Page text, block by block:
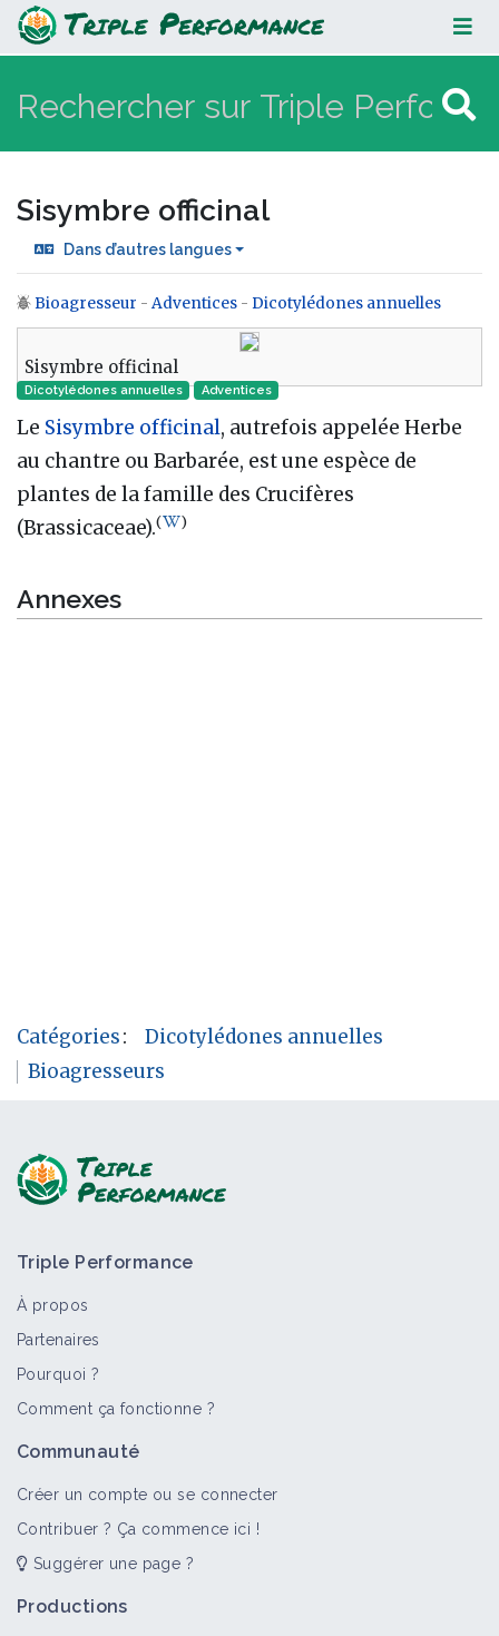
Sisymbre officinal
Sisymbre officinal
Dans d’autres langues
Aller à :navigation,rechercher
Bioagresseur - Adventices - Dicotylédones annuelles
Sisymbre officinal
Dicotylédones annuelles Adventices
Le Sisymbre officinal, autrefois appelée Herbe
au chantre ou Barbarée, est une espèce de
plantes de la famille des Crucifères
(Brassicaceae).( )
Annexes
Catégories:
Dicotylédones annuelles
Bioagresseurs
Triple Performance
À propos
Partenaires
Pourquoi ?
Comment ça fonctionne ?
Communauté
Créer un compte ou se connecter
Contribuer ? Ça commence ici !
Suggérer une page ?
Productions